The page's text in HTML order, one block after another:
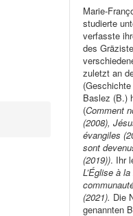
Marie-
studierte
verfasste
des
zuletzt an
Baslez (B.)
(Comment
(2008),
évangiles
sont
(2019)). Ihr
L’Église à
(2021). Die
genannten